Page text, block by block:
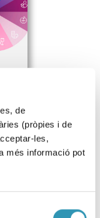
de
(pròpies i de
les,
més informació pot